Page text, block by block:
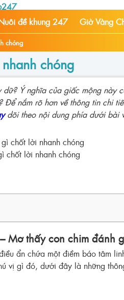
đề khung 247 Giờ Vàng
chóng
chóng
Ý nghĩa của giấc mộng này
nắm rõ hơn về thông tin chi
dõi theo nội dung phía dưới bài
chốt lời nhanh chóng
Mơ thấy con chim đánh
ẩn chứa một điềm báo tâm
vị gì đó, dưới đây là những